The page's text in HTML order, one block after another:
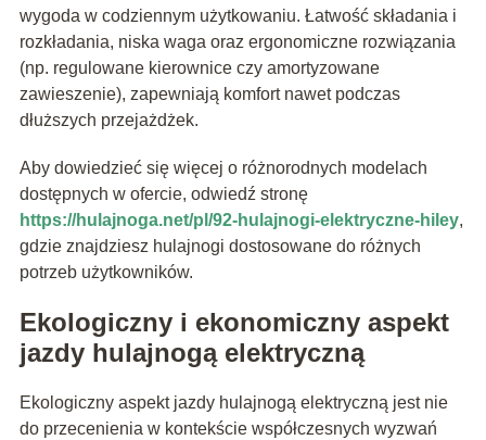
wygoda w codziennym użytkowaniu. Łatwość składania i
rozkładania, niska waga oraz ergonomiczne rozwiązania
(np. regulowane kierownice czy amortyzowane
zawieszenie), zapewniają komfort nawet podczas
dłuższych przejażdżek.
Aby dowiedzieć się więcej o różnorodnych modelach
dostępnych w ofercie, odwiedź stronę
https://hulajnoga.net/pl/92-hulajnogi-elektryczne-hiley,
gdzie znajdziesz hulajnogi dostosowane do różnych
potrzeb użytkowników.
Ekologiczny i ekonomiczny aspekt
jazdy hulajnogą elektryczną
Ekologiczny aspekt jazdy hulajnogą elektryczną jest nie
do przecenienia w kontekście współczesnych wyzwań